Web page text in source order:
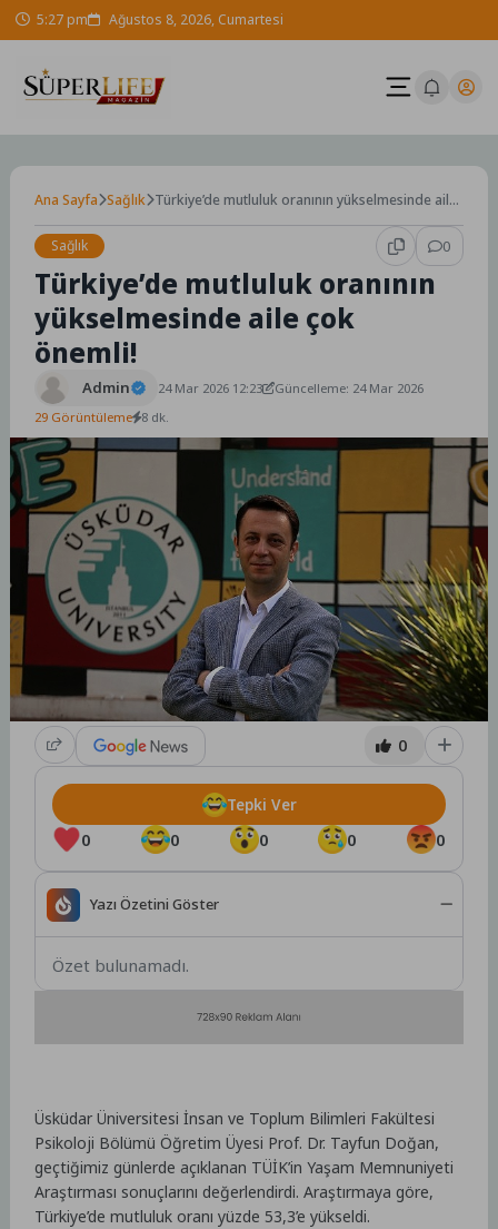
Skip 5:27 pm Ağustos 8, 2026, Cumartesi
Ana Sayfa Sağlık Türkiye’de mutluluk oranının yükselmesinde aile
Sağlık
0
Türkiye’de mutluluk oranının
yükselmesinde aile çok
önemli!
Admin 24 Mar 2026 12:23
Güncelleme: 24 Mar 2026
29 Görüntüleme 8 dk.
0
0 0 0 0 0
Tepki Ver
Yazı Özetini Göster
Özet bulunamadı.
Üsküdar Üniversitesi İnsan ve Toplum Bilimleri Fakültesi
Psikoloji Bölümü Öğretim Üyesi Prof. Dr. Tayfun Doğan,
geçtiğimiz günlerde açıklanan TÜİK’in Yaşam Memnuniyeti
Araştırması sonuçlarını değerlendirdi. Araştırmaya göre,
Türkiye’de mutluluk oranı yüzde 53,3’e yükseldi.